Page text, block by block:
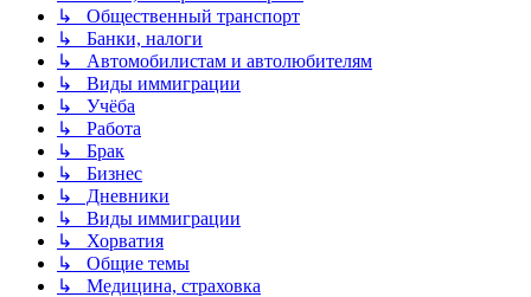
↳ Общественный транспорт
↳ Банки, налоги
↳ Автомобилистам и автолюбителям
↳ Виды иммиграции
↳ Учёба
↳ Работа
↳ Брак
↳ Бизнес
↳ Дневники
↳ Виды иммиграции
↳ Хорватия
↳ Общие темы
↳ Медицина, страховка